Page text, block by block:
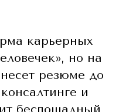
карьерных
но на
резюме до
и